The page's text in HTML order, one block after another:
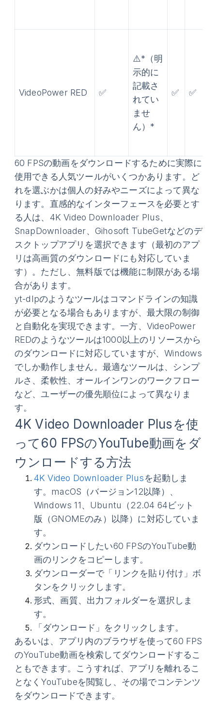
VideoPower RED ✅
⚠️*（明
示的に
記載さ
れてい
ませ
ん）*
✅ ✅
60 FPSの動画をダウンロードするために実際に
使用できる人気ツールがいくつかあります。ど
れを選ぶかは個人の好みやニーズによって異な
ります。直感的なインターフェースを必要とす
る人は、4K Video Downloader Plus、
SnapDownloader、Gihosoft TubeGetなどのデ
スクトップアプリを選択できます（最初のアプ
リは高画質のダウンロードにも対応していま
す）。ただし、無料版では機能に制限がある場
合があります。
yt-dlpのようなツールはコマンドラインの知識
が必要となる場合もありますが、最大限の制御
と自動化を実現できます。一方、VideoPower
REDのようなツールは1000以上のリソースから
のダウンロードに対応していますが、Windows
でしか動作しません。最適なツールは、シンプ
ルさ、柔軟性、オールインワンのワークフロー
など、ユーザーの優先順位によって異なりま
す。
4K Video Downloader Plusを使
って60 FPSのYouTube動画をダ
ウンロードする方法
4K Video Downloader Plusを起動しま
す。macOS（バージョン12以降）、
Windows 11、Ubuntu（22.04 64ビット
版（GNOMEのみ）以降）に対応していま
す。
ダウンロードしたい60 FPSのYouTube動
画のリンクをコピーします。
ダウンローダーで「リンクを貼り付け」 ボ
タンをクリックします。
形式、画質、出力フォルダーを選択しま
す。
「ダウンロード」をクリックします。
あるいは、アプリ内のブラウザを使って60 FPS
のYouTube動画を検索してダウンロードするこ
ともできます。こうすれば、アプリを離れるこ
となくYouTubeを閲覧し、その場でコンテンツ
をダウンロードできます。